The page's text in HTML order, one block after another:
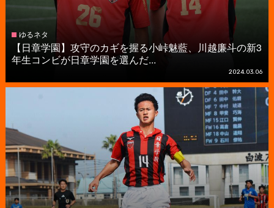
ゆるネタ
【日章学園】攻守のカギを握る小峠魅藍、川越廉斗の新3
年生コンビが日章学園を選んだ...
2024.03.06